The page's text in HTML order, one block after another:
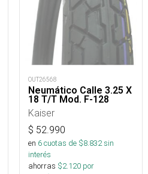
OUT26568
Neumático Calle 3.25 X
18 T/T Mod. F-128
Kaiser
$ 52.990
en 6cuotas de $8.832sin
interés
ahorras $2.120 por